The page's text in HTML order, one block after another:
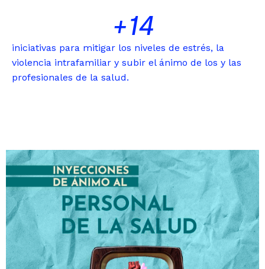
iniciativas para mitigar los niveles de estrés, la
violencia intrafamiliar y subir el ánimo de los y las
profesionales de la salud.
+14